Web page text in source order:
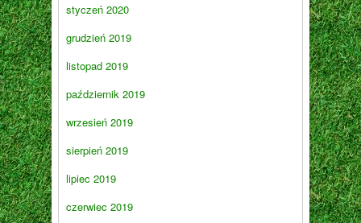
styczeń 2020
grudzień 2019
listopad 2019
październik 2019
wrzesień 2019
sierpień 2019
lipiec 2019
czerwiec 2019